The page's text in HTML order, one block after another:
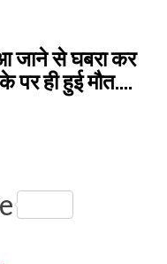
जाने से घबरा कर
पर ही हुई मौत….